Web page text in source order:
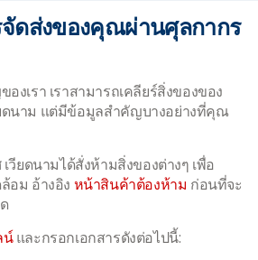
จัดส่งของคุณผ่านศุลกากร
งเรา เราสามารถเคลียร์สิ่งของของ
ดนาม แต่มีข้อมูลสำคัญบางอย่างที่คุณ
วียดนามได้สั่งห้ามสิ่งของต่างๆ เพื่อ
อม อ้างอิง หน้าสินค้าต้องห้าม ก่อนที่จะ
น์และกรอกเอกสารดังต่อไปนี้: